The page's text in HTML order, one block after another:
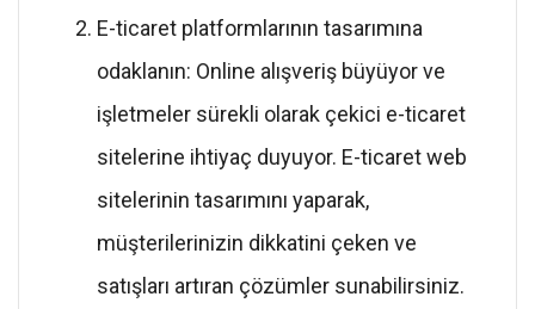
E-ticaret platformlarının tasarımına
odaklanın: Online alışveriş büyüyor ve
işletmeler sürekli olarak çekici e-ticaret
sitelerine ihtiyaç duyuyor. E-ticaret web
sitelerinin tasarımını yaparak,
müşterilerinizin dikkatini çeken ve
satışları artıran çözümler sunabilirsiniz.